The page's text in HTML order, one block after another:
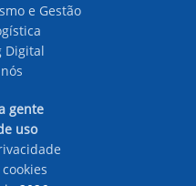
e Gestão
Digital
gente
uso